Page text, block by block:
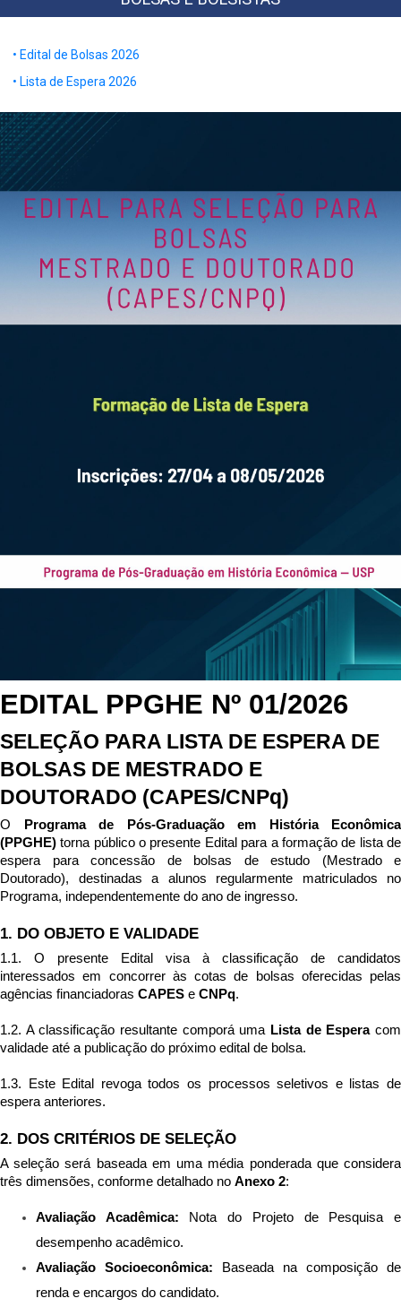
• Edital de Bolsas 2026
• Lista de Espera 2026
EDITAL PPGHE Nº 01/2026
SELEÇÃO PARA LISTA DE ESPERA DE
BOLSAS DE MESTRADO E
DOUTORADO (CAPES/CNPq)
O
Programa de Pós-Graduação em História Econômica
(PPGHE) torna público o presente Edital para a formação de lista de
espera para concessão de bolsas de estudo (Mestrado e
Doutorado), destinadas a alunos regularmente matriculados no
Programa, independentemente do ano de ingresso.
1. DO OBJETO E VALIDADE
1.1. O presente Edital visa à classificação de candidatos
interessados em concorrer às cotas de bolsas oferecidas pelas
agências financiadoras CAPES e CNPq.
1.2. A classificação resultante comporá uma Lista de Espera com
validade até a publicação do próximo edital de bolsa.
1.3. Este Edital revoga todos os processos seletivos e listas de
espera anteriores.
2. DOS CRITÉRIOS DE SELEÇÃO
A seleção será baseada em uma média ponderada que considera
três dimensões, conforme detalhado no Anexo 2:
Avaliação Acadêmica: Nota do Projeto de Pesquisa e
desempenho acadêmico.
Avaliação Socioeconômica: Baseada na composição de
renda e encargos do candidato.